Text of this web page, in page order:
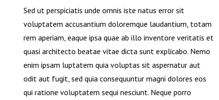
Sed ut perspiciatis unde omnis iste natus error sit
voluptatem accusantium doloremque laudantium, totam
rem aperiam, eaque ipsa quae ab illo inventore veritatis et
quasi architecto beatae vitae dicta sunt explicabo. Nemo
enim ipsam luptatem quia voluptas sit aspernatur aut
odit aut fugit, sed quia consequuntur magni dolores eos
qui ratione voluptatem sequi nesciunt. Neque porro